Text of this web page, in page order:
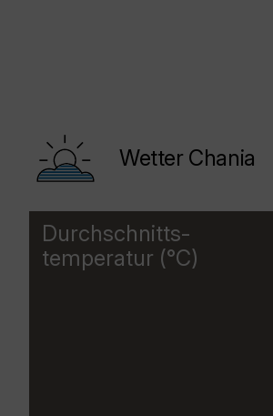
Wetter Chania
Durchschnitts-
temperatur (°C)